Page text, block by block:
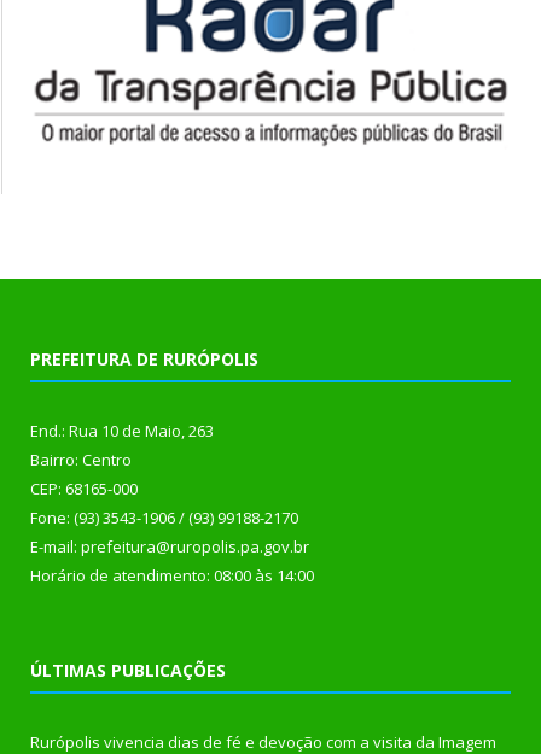
PREFEITURA DE RURÓPOLIS
End.: Rua 10 de Maio, 263
Bairro: Centro
CEP: 68165-000
Fone: (93) 3543-1906 / (93) 99188-2170
E-mail: prefeitura@ruropolis.pa.gov.br
Horário de atendimento: 08:00 às 14:00
ÚLTIMAS PUBLICAÇÕES
Rurópolis vivencia dias de fé e devoção com a visita da Imagem